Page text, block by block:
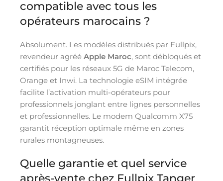
compatible avec tous les
opérateurs marocains ?
Absolument. Les modèles distribués par Fullpix,
revendeur agréé Apple Maroc, sont débloqués et
certifiés pour les réseaux 5G de Maroc Telecom,
Orange et Inwi. La technologie eSIM intégrée
facilite l’activation multi-opérateurs pour
professionnels jonglant entre lignes personnelles
et professionnelles. Le modem Qualcomm X75
garantit réception optimale même en zones
rurales montagneuses.
Quelle garantie et quel service
après-vente chez Fullpix Tanger